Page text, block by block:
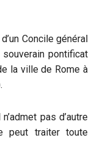
Concile général
pontificat
la ville de Rome à
pas d’autre
peut traiter toute